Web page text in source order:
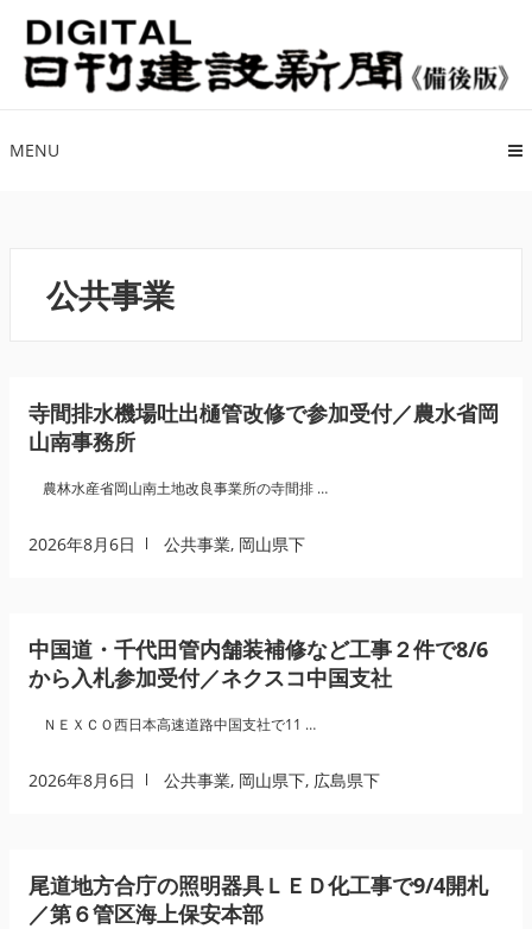
ナ
ビ
ゲ
シ
コ
ン
テ
ツ
MENU
公共事業
寺間排水機場吐出樋管改修で参加受付／農水省岡
山南事務所
農林水産省岡山南土地改良事業所の寺間排 …
2026年8月6日 公共事業, 岡山県下
中国道・千代田管内舗装補修など工事２件で8/6
から入札参加受付／ネクスコ中国支社
ＮＥＸＣＯ西日本高速道路中国支社で11 …
2026年8月6日 公共事業, 岡山県下, 広島県下
尾道地方合庁の照明器具ＬＥＤ化工事で9/4開札
／第６管区海上保安本部